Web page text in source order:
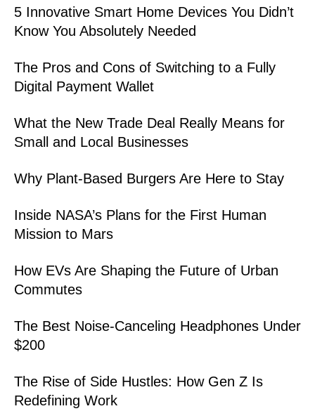
5 Innovative Smart Home Devices You Didn’t
Know You Absolutely Needed
The Pros and Cons of Switching to a Fully
Digital Payment Wallet
What the New Trade Deal Really Means for
Small and Local Businesses
Why Plant-Based Burgers Are Here to Stay
Inside NASA’s Plans for the First Human
Mission to Mars
How EVs Are Shaping the Future of Urban
Commutes
The Best Noise-Canceling Headphones Under
$200
The Rise of Side Hustles: How Gen Z Is
Redefining Work